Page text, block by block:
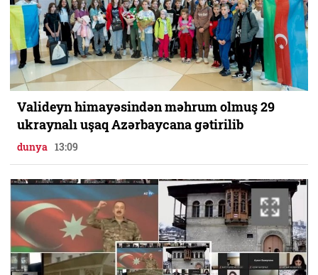
Valideyn himayəsindən məhrum olmuş 29
ukraynalı uşaq Azərbaycana gətirilib
dunya 13:09